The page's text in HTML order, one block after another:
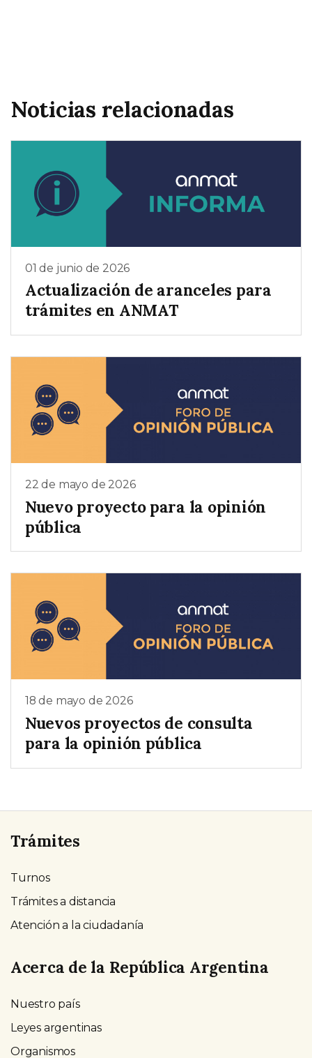
Noticias relacionadas
01 de junio de 2026
Actualización de aranceles para
trámites en ANMAT
22 de mayo de 2026
Nuevo proyecto para la opinión
pública
18 de mayo de 2026
Nuevos proyectos de consulta
para la opinión pública
Trámites
Turnos
Trámites a distancia
Atención a la ciudadanía
Acerca de la República Argentina
Nuestro país
Leyes argentinas
Organismos